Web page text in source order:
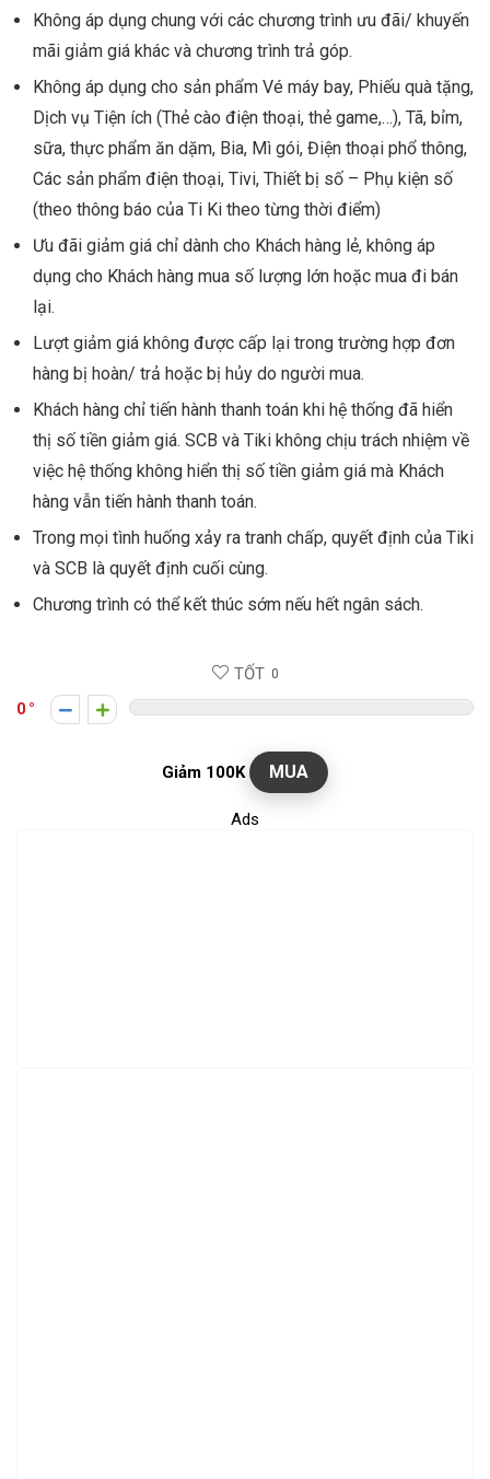
Không áp dụng chung với các chương trình ưu đãi/ khuyến
mãi giảm giá khác và chương trình trả góp.
Không áp dụng cho sản phẩm Vé máy bay, Phiếu quà tặng,
Dịch vụ Tiện ích (Thẻ cào điện thoại, thẻ game,…), Tã, bỉm,
sữa, thực phẩm ăn dặm, Bia, Mì gói, Điện thoại phổ thông,
Các sản phẩm điện thoại, Tivi, Thiết bị số – Phụ kiện số
(theo thông báo của Ti Ki theo từng thời điểm)
Ưu đãi giảm giá chỉ dành cho Khách hàng lẻ, không áp
dụng cho Khách hàng mua số lượng lớn hoặc mua đi bán
lại.
Lượt giảm giá không được cấp lại trong trường hợp đơn
hàng bị hoàn/ trả hoặc bị hủy do người mua.
Khách hàng chỉ tiến hành thanh toán khi hệ thống đã hiển
thị số tiền giảm giá. SCB và Tiki không chịu trách nhiệm về
việc hệ thống không hiển thị số tiền giảm giá mà Khách
hàng vẫn tiến hành thanh toán.
Trong mọi tình huống xảy ra tranh chấp, quyết định của Tiki
và SCB là quyết định cuối cùng.
Chương trình có thể kết thúc sớm nếu hết ngân sách.
TỐT 0
0
Giảm 100K MUA
Ads